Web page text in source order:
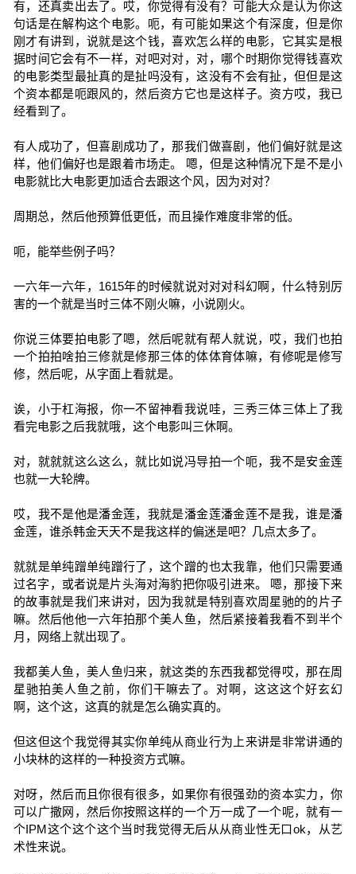
有，还真卖出去了。哎，你觉得有没有？可能大众是认为你这
句话是在解构这个电影。呃，有可能如果这个有深度，但是你
刚才有讲到，说就是这个钱，喜欢怎么样的电影，它其实是根
据时间它会有不一样，对吧对对，对，哪个时期你觉得钱喜欢
的电影类型最扯真的是扯吗没有，这没有不会有扯，但但是这
个资本都是呃跟风的，然后资方它也是这样子。资方哎，我已
经看到了。
有人成功了，但喜剧成功了，那我们做喜剧，他们偏好就是这
样，他们偏好也是跟着市场走。 嗯，但是这种情况下是不是小
电影就比大电影更加适合去跟这个风，因为对对？
周期总，然后他预算低更低，而且操作难度非常的低。
呃，能举些例子吗？
一六年一六年，1615年的时候就说对对对科幻啊，什么特别厉
害的一个就是当时三体不刚火嘛，小说刚火。
你说三体要拍电影了嗯，然后呢就有帮人就说，哎，我们也拍
一个拍拍啥拍三修就是修那三体的体体育体嘛，有修呢是修写
修，然后呢，从字面上看就是。
诶，小于杠海报，你一不留神看我说哇，三秀三体三体上了我
看完电影之后我就哦，这个电影叫三休啊。
对，就就就这么这么，就比如说冯导拍一个呃，我不是安金莲
也就一大轮牌。
哎，我不是他是潘金莲，我就是潘金莲潘金莲不是我，谁是潘
金莲，谁杀韩金天天不是我这样的偏迷是吧？几点太多了。
就就是单纯蹭单纯蹭行了，这个蹭的也太我靠，他们只需要通
过名字，或者说是片头海对海豹把你吸引进来。 嗯，那接下来
的故事就是我们来讲对，因为我就是特别喜欢周星驰的的片子
嘛。然后他他一六年拍那个美人鱼，然后紧接着我看不到半个
月，网络上就出现了。
我都美人鱼，美人鱼归来，就这类的东西我都觉得哎，那在周
星驰拍美人鱼之前，你们干嘛去了。对啊，这这这个好玄幻
啊，这个这，这真的就是怎么确实真的。
但这但这个我觉得其实你单纯从商业行为上来讲是非常讲通的
小块林的这样的一种投资方式嘛。
对呀，然后而且你很有很多，如果你有很强劲的资本实力，你
可以广撒网，然后你按照这样的一个万一成了一个呢，就有一
个IPM这个这个这个当时我觉得无后从从商业性无口ok，从艺
术性来说。